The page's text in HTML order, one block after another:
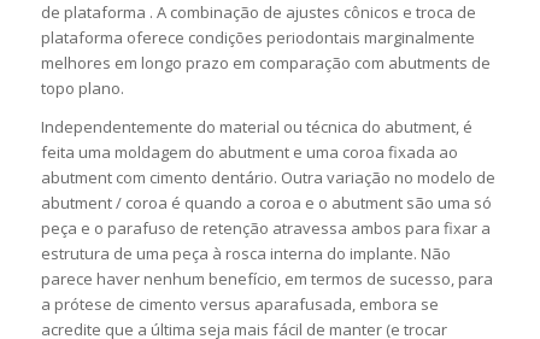
de plataforma . A combinação de ajustes cônicos e troca de
plataforma oferece condições periodontais marginalmente
melhores em longo prazo em comparação com abutments de
topo plano.
Independentemente do material ou técnica do abutment, é
feita uma moldagem do abutment e uma coroa fixada ao
abutment com cimento dentário. Outra variação no modelo de
abutment / coroa é quando a coroa e o abutment são uma só
peça e o parafuso de retenção atravessa ambos para fixar a
estrutura de uma peça à rosca interna do implante. Não
parece haver nenhum benefício, em termos de sucesso, para
a prótese de cimento versus aparafusada, embora se
acredite que a última seja mais fácil de manter (e trocar